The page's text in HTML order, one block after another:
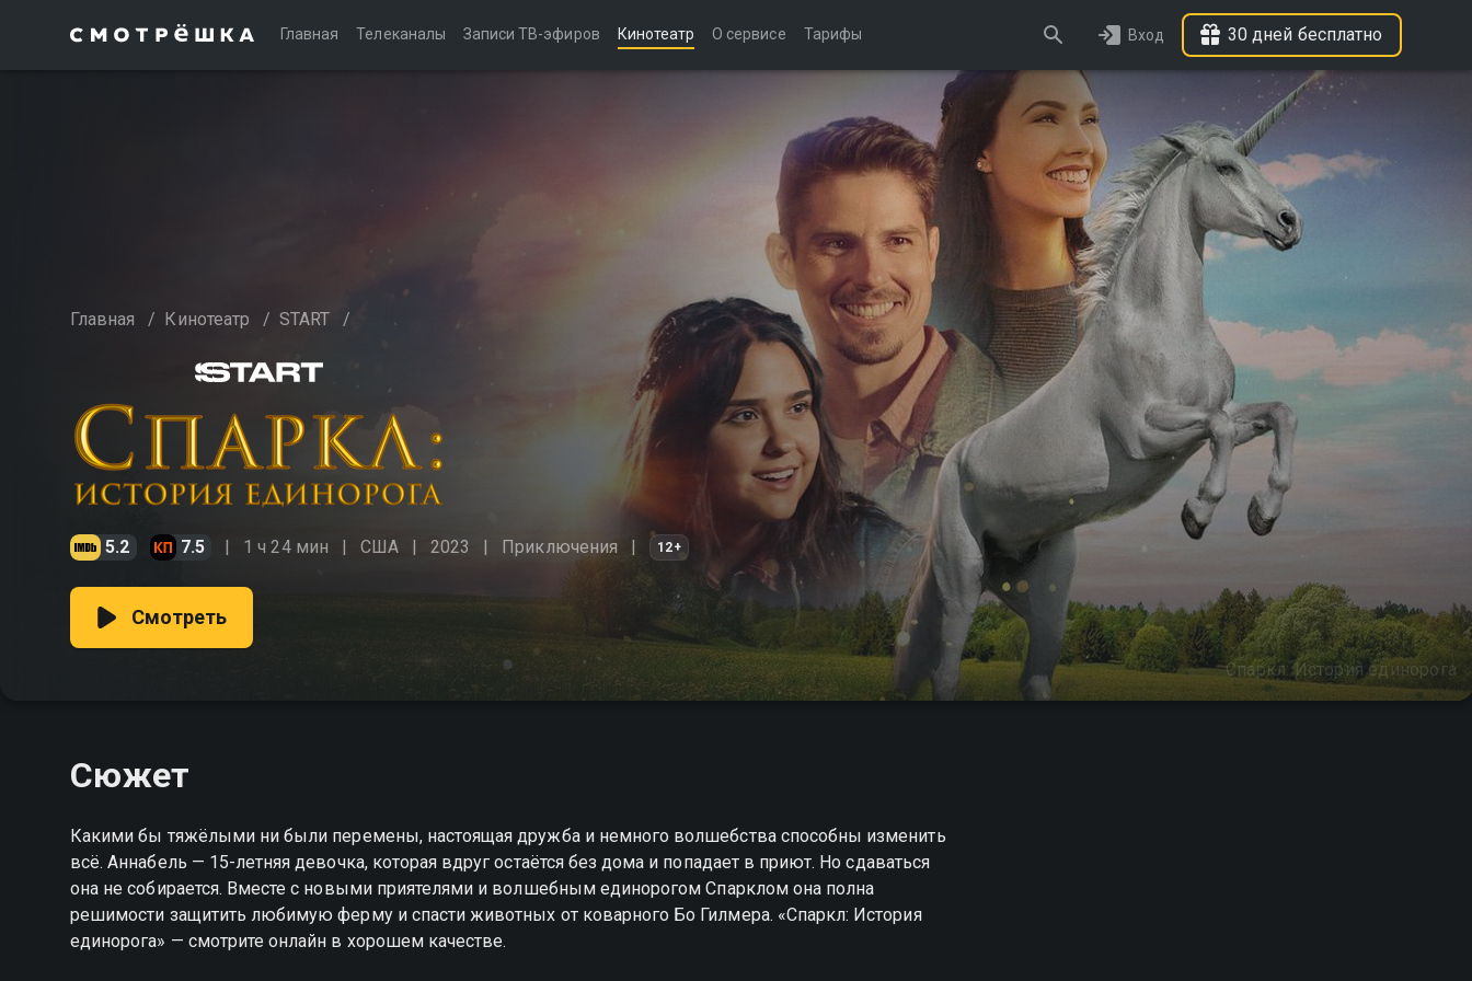
Главная Телеканалы Записи ТВ-эфиров Кинотеатр О сервисе Тарифы Вход 30 дней бесплатно
Главная / Кинотеатр / START /
5.2 7.5 1 ч 24 мин США 2023 Приключения 12+
Спаркл: История единорога
Смотреть
Сюжет
Какими бы тяжёлыми ни были перемены, настоящая дружба и немного волшебства способны изменить
всё. Аннабель — 15-летняя девочка, которая вдруг остаётся без дома и попадает в приют. Но сдаваться
она не собирается. Вместе с новыми приятелями и волшебным единорогом Спарклом она полна
решимости защитить любимую ферму и спасти животных от коварного Бо Гилмера. «Спаркл: История
единорога» — смотрите онлайн в хорошем качестве.